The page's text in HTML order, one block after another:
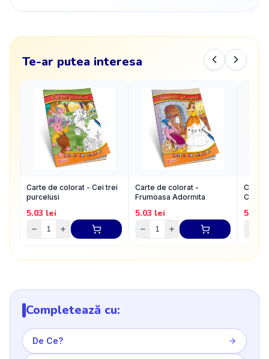
Te-ar putea interesa
Carte de colorat - Cei trei
purcelusi
5.03 lei
Carte de colorat -
Frumoasa Adormita
5.03 lei
Carte
5.5
Completează cu:
De Ce?